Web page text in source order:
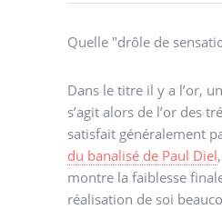
Quelle "drôle de
Dans le titre il y a l’or,
s’agit alors de l’or des
satisfait généralement
du banalisé de Paul Diel
montre la faiblesse
réalisation de soi